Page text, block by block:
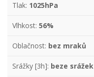
Tlak: 1025hPa
Vlhkost: 56%
Oblačnost: bez mraků
Srážky [3h]: beze srážek